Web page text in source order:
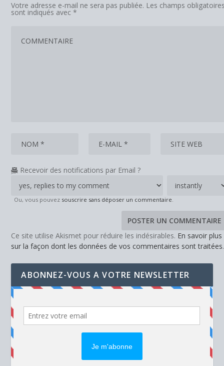
Votre adresse e-mail ne sera pas publiée. Les champs
sont indiqués avec*
Recevoir des notifications par Email ?
Ou, vous pouvez souscrire sans déposer un commentaire.
Ce site utilise Akismet pour réduire les indésirables. En savoir plus
sur la façon dont les données de vos commentaires sont traitées.
ABONNEZ-VOUS A VOTRE NEWSLETTER